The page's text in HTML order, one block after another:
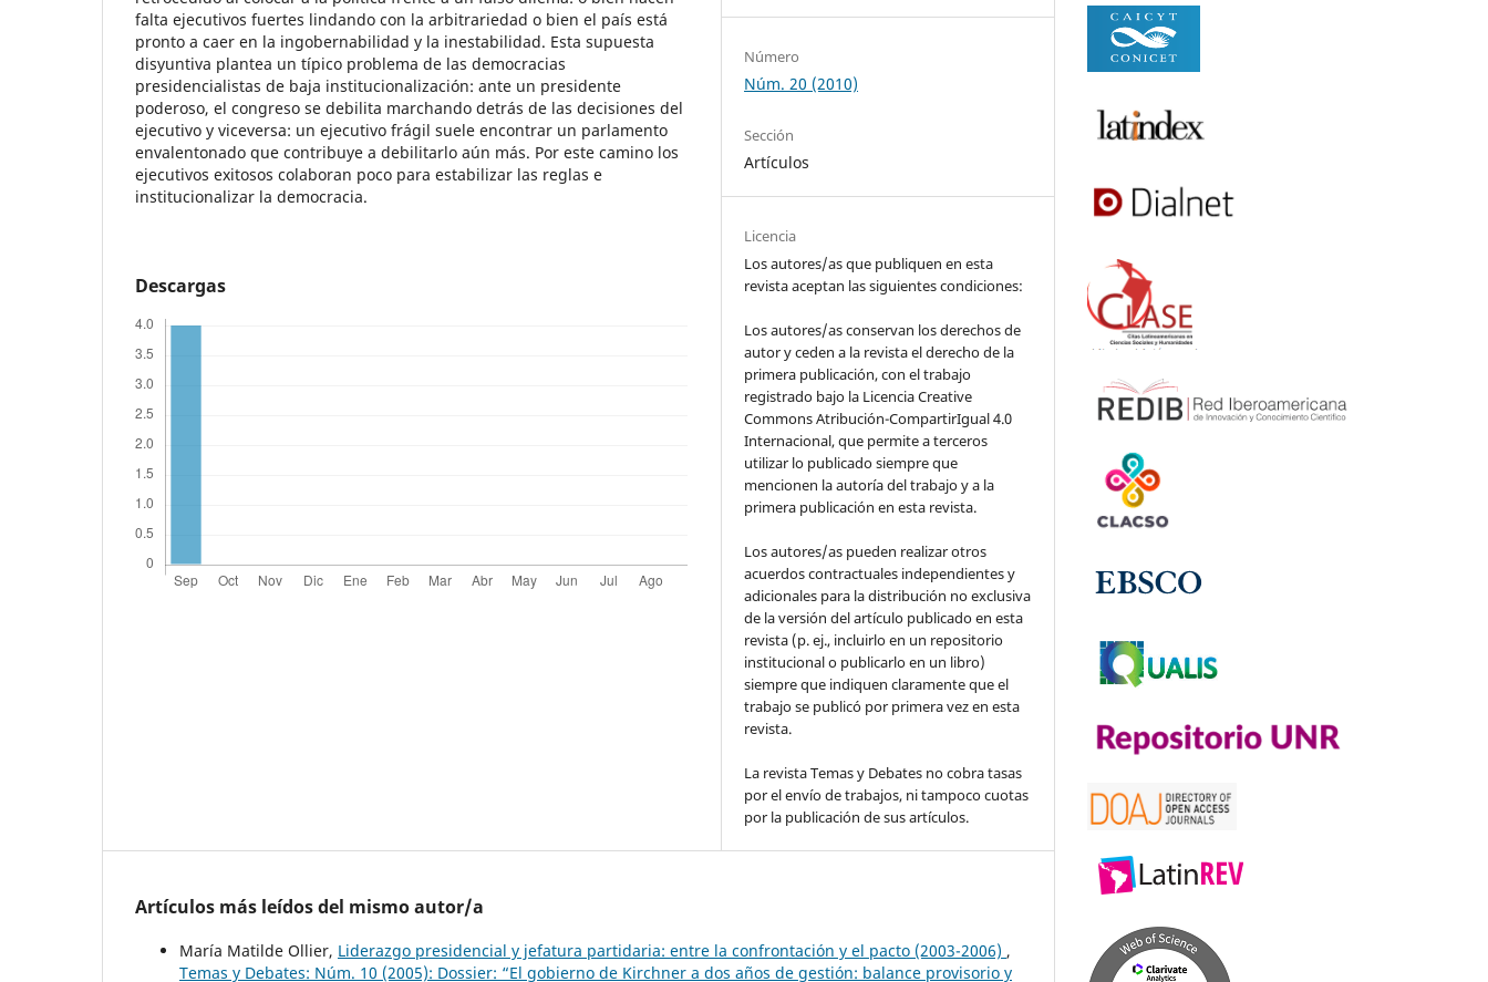
falta ejecutivos fuertes lindando con la arbitrariedad o bien el país está
pronto a caer en la ingobernabilidad y la inestabilidad. Esta supuesta
disyuntiva plantea un típico problema de las democracias
presidencialistas de baja institucionalización: ante un presidente
poderoso, el congreso se debilita marchando detrás de las decisiones del
ejecutivo y viceversa: un ejecutivo frágil suele encontrar un parlamento
envalentonado que contribuye a debilitarlo aún más. Por este camino los
ejecutivos exitosos colaboran poco para estabilizar las reglas e
institucionalizar la democracia.
Descargas
Número
Núm. 20 (2010)
Sección
Artículos
Licencia
Los autores/as que publiquen en esta
revista aceptan las siguientes condiciones:
Los autores/as conservan los derechos de
autor y ceden a la revista el derecho de la
primera publicación, con el trabajo
registrado bajo la Licencia Creative
Commons Atribución-CompartirIgual 4.0
Internacional, que permite a terceros
utilizar lo publicado siempre que
mencionen la autoría del trabajo y a la
primera publicación en esta revista.
Los autores/as pueden realizar otros
acuerdos contractuales independientes y
adicionales para la distribución no exclusiva
de la versión del artículo publicado en esta
revista (p. ej., incluirlo en un repositorio
institucional o publicarlo en un libro)
siempre que indiquen claramente que el
trabajo se publicó por primera vez en esta
revista.
La revista Temas y Debates no cobra tasas
por el envío de trabajos, ni tampoco cuotas
por la publicación de sus artículos.
Artículos más leídos del mismo autor/a
María Matilde Ollier, Liderazgo presidencial y jefatura partidaria: entre la confrontación y el pacto (2003-2006) ,
Temas y Debates: Núm. 10 (2005): Dossier: “El gobierno de Kirchner a dos años de gestión: balance provisorio y